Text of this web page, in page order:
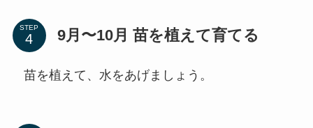
STEP 9月〜10月 苗を植えて育てる
苗を植えて、水をあげましょう。